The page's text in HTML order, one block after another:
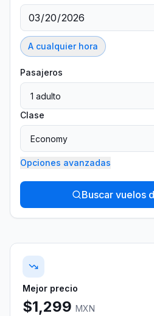
A cualquier hora
Pasajeros
Clase
Opciones avanzadas
Buscar vuelos
Mejor precio
$1,299 MXN